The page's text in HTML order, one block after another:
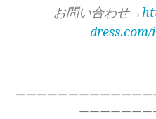
お問い合わせ→
ーーーーーーーーーーーー
ーーーーーー